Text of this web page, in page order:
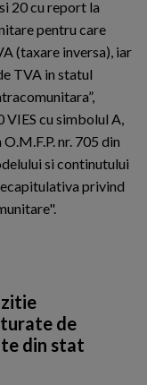
20 cu report la
pentru care
(taxare inversa), iar
TVA in statul
cu simbolul A,
nr. 705 din
si continutului
privind
de
din stat